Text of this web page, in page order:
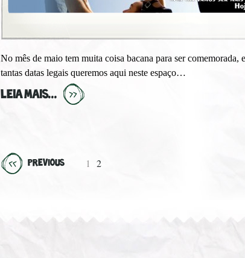
No mês de maio tem muita coisa bacana para ser comemorada,
tantas datas legais queremos aqui neste espaço…
LEIA MAIS...
PREVIOUS 1 2